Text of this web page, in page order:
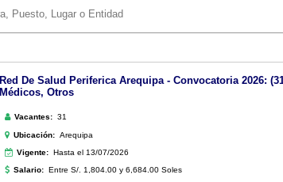
Red De Salud Periferica Arequipa - Convocatoria 2026:
Médicos, Otros
Vacantes: 31
Ubicación: Arequipa
Vigente: Hasta el 13/07/2026
Salario: Entre S/. 1,804.00 y 6,684.00 Soles